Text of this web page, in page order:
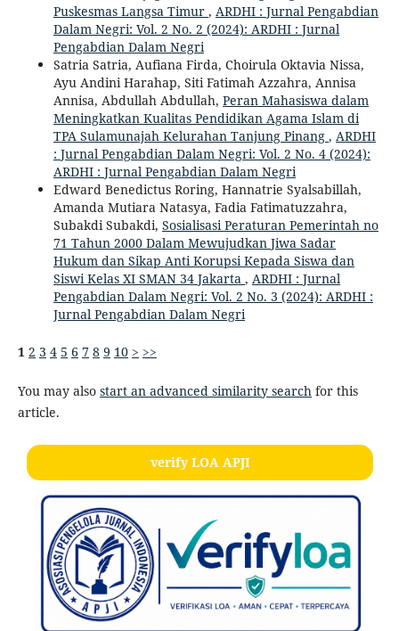
Puskesmas Langsa Timur , ARDHI : Jurnal Pengabdian
Dalam Negri: Vol. 2 No. 2 (2024): ARDHI : Jurnal
Pengabdian Dalam Negri
Satria Satria, Aufiana Firda, Choirula Oktavia Nissa,
Ayu Andini Harahap, Siti Fatimah Azzahra, Annisa
Annisa, Abdullah Abdullah, Peran Mahasiswa dalam
Meningkatkan Kualitas Pendidikan Agama Islam di
TPA Sulamunajah Kelurahan Tanjung Pinang , ARDHI
: Jurnal Pengabdian Dalam Negri: Vol. 2 No. 4 (2024):
ARDHI : Jurnal Pengabdian Dalam Negri
Edward Benedictus Roring, Hannatrie Syalsabillah,
Amanda Mutiara Natasya, Fadia Fatimatuzzahra,
Subakdi Subakdi, Sosialisasi Peraturan Pemerintah no
71 Tahun 2000 Dalam Mewujudkan Jiwa Sadar
Hukum dan Sikap Anti Korupsi Kepada Siswa dan
Siswi Kelas XI SMAN 34 Jakarta , ARDHI : Jurnal
Pengabdian Dalam Negri: Vol. 2 No. 3 (2024): ARDHI :
Jurnal Pengabdian Dalam Negri
1 2 3 4 5 6 7 8 9 10 > >>
You may also start an advanced similarity searchfor this
article.
verify LOA APJI